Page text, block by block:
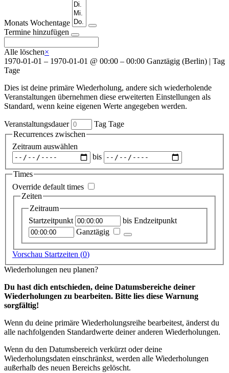
Monats Wochentage
Termine hinzufügen
Alle löschen×
1970-01-01 – 1970-01-01 @ 00:00 – 00:00 Ganztägig (Berlin) | Tag
Tage
Dies ist deine primäre Wiederholung, andere sich wiederholende
Veranstaltungen übernehmen diese erweiterten Einstellungen als
Standard, wenn keine eigenen Werte angegeben werden.
Veranstaltungsdauer Tag Tage
Recurrences zwischen
Zeitraum auswählen
bis
Times
Override default times
Zeiten
Zeitraum
Startzeitpunkt
bis Endzeitpunkt
Ganztägig
Vorschau Startzeiten (0)
Wiederholungen neu planen?
Du hast dich entschieden, deine Datumsbereiche deiner
Wiederholungen zu bearbeiten. Bitte lies diese Warnung
sorgfältig!
Wenn du deine primäre Wiederholungsreihe bearbeitest, änderst du
alle nachfolgenden Standardwerte deiner anderen Wiederholungen.
Wenn du den Datumsbereich verkürzt oder deine
Wiederholungsdaten einschränkst, werden alle Wiederholungen
außerhalb des neuen Bereichs gelöscht.